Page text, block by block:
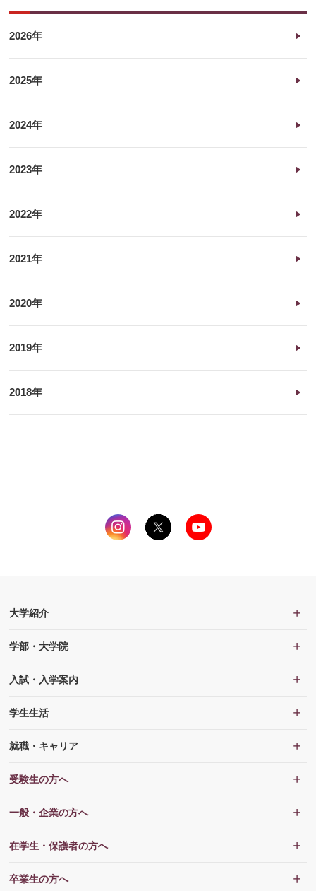
2026年
2025年
2024年
2023年
2022年
2021年
2020年
2019年
2018年
大学紹介
学部・大学院
入試・入学案内
学生生活
就職・キャリア
受験生の方へ
一般・企業の方へ
在学生・保護者の方へ
卒業生の方へ